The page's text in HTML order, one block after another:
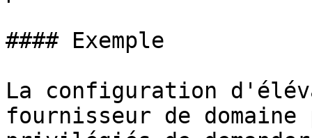
#### Exemple
La configuration
fournisseur de domaine